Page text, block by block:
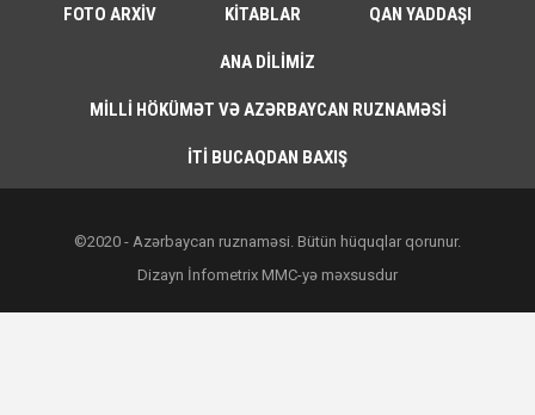
FOTO ARXIV KITABLAR QAN YADDAŞI
ANA DILIMIZ
MILLI HÖKÜMƏT VƏ AZƏRBAYCAN RUZNAMƏSI
İTI BUCAQDAN BAXIŞ
©2020 - Azərbaycan ruznaməsi. Bütün hüquqlar qorunur.
Dizayn İnfometrix MMC-yə məxsusdur